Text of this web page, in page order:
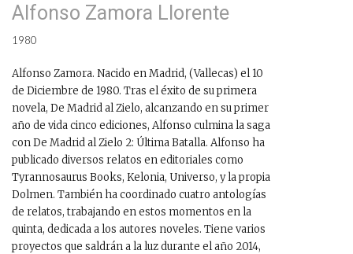
Alfonso Zamora Llorente
1980
Alfonso Zamora. Nacido en Madrid, (Vallecas) el 10
de Diciembre de 1980. Tras el éxito de su primera
novela, De Madrid al Zielo, alcanzando en su primer
año de vida cinco ediciones, Alfonso culmina la saga
con De Madrid al Zielo 2: Última Batalla. Alfonso ha
publicado diversos relatos en editoriales como
Tyrannosaurus Books, Kelonia, Universo, y la propia
Dolmen. También ha coordinado cuatro antologías
de relatos, trabajando en estos momentos en la
quinta, dedicada a los autores noveles. Tiene varios
proyectos que saldrán a la luz durante el año 2014,